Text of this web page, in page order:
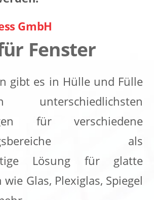
GmbH
Fenster
gibt es in Hülle und Fülle
für verschiedene
als
Lösung für glatte
Glas, Plexiglas, Spiegel